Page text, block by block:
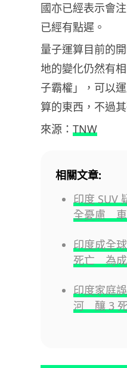
國亦已經表示會
已經有點遲。
量子運算目前的
地的變化仍然有
子霸權」，可以
算的東西，不過
來源： TNW
相關文章:
印度 SUV
全憂慮 車
印度成全
死亡 為成
印度家庭
河 釀 3